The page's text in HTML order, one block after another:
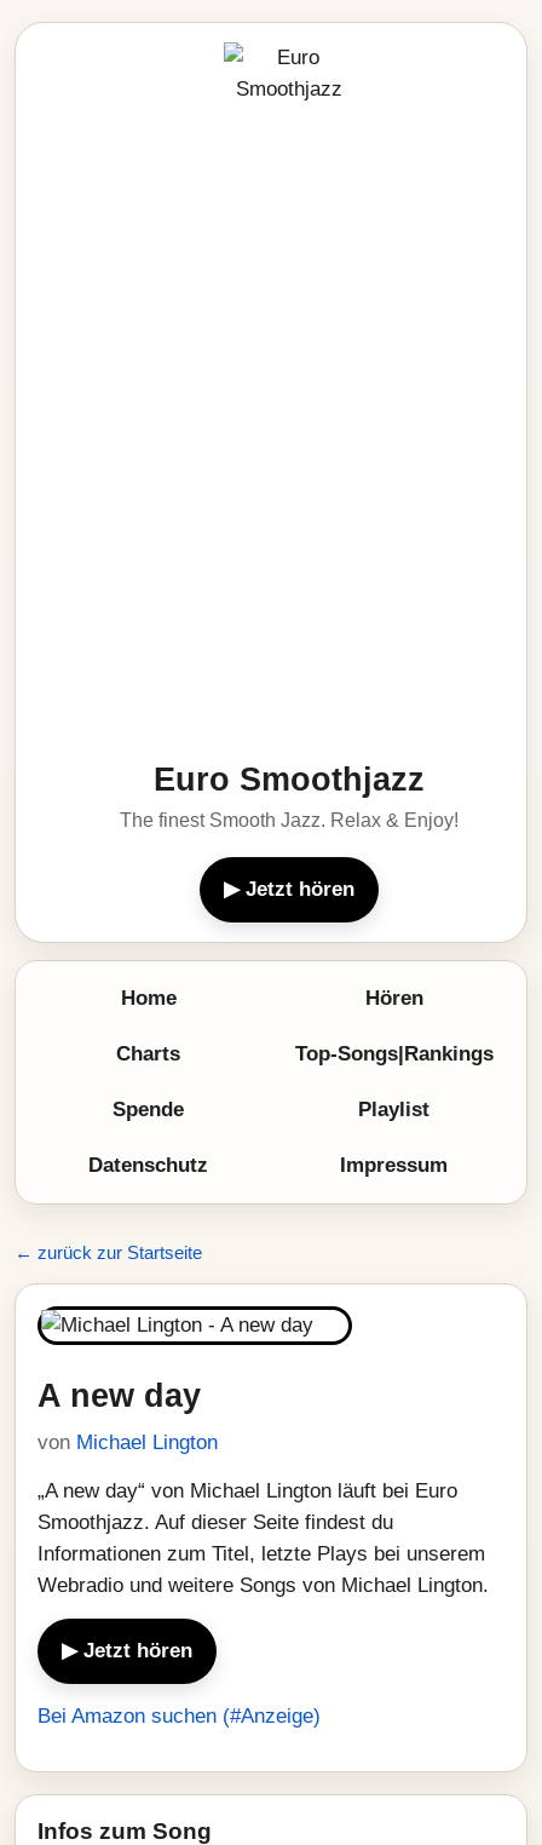
Euro Smoothjazz
The finest Smooth Jazz. Relax & Enjoy!
▶ Jetzt hören
Home Hören
Charts Top-Songs|Rankings
Spende Playlist
Datenschutz Impressum
← zurück zur Startseite
A new day
von Michael Lington
„A new day“ von Michael Lington läuft bei Euro
Smoothjazz. Auf dieser Seite findest du
Informationen zum Titel, letzte Plays bei unserem
Webradio und weitere Songs von Michael Lington.
▶ Jetzt hören
Bei Amazon suchen (#Anzeige)
Infos zum Song